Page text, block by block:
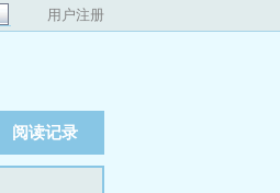
用户注册
阅读记录